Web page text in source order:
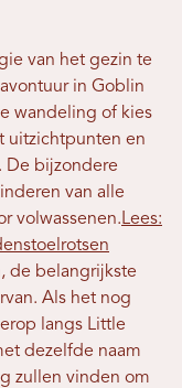
van het gezin te
in Goblin
wandeling of kies
uitzichtpunten en
De bijzondere
van alle
volwassenen.Lees:
de belangrijkste
Als het nog
langs Little
dezelfde naam
zullen vinden om